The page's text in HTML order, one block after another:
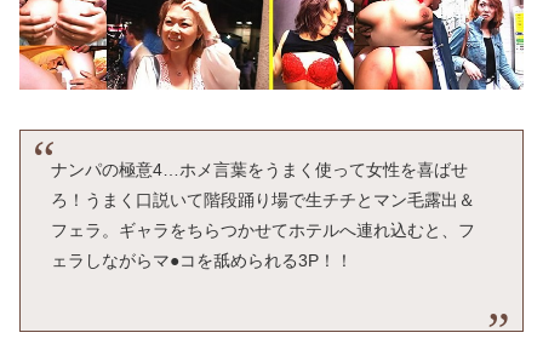
ナンパの極意4…ホメ言葉をうまく使って女性を喜ばせ
ろ！うまく口説いて階段踊り場で生チチとマン毛露出＆
フェラ。ギャラをちらつかせてホテルへ連れ込むと、フ
ェラしながらマ●コを舐められる3P！！